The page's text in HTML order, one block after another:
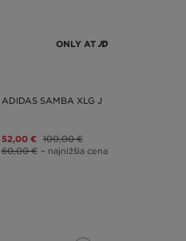
ONLY AT
ADIDAS SAMBA XLG J
52,00 € 100,00 €
60,00 € – najnižšia cena